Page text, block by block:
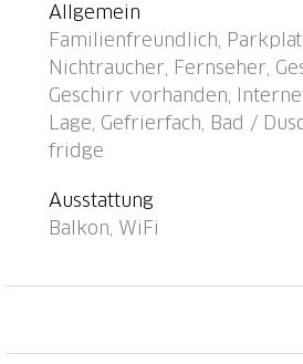
Allgemein
Familienfreundlich,
Nichtraucher, Fernseher,
Geschirr vorhanden,
Lage, Gefrierfach, Bad /
fridge
Ausstattung
Balkon, WiFi